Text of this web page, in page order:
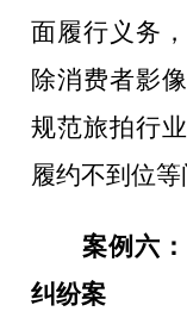
面履行义务
除消费者影
规范旅拍行
履约不到位等
案例六
纠纷案